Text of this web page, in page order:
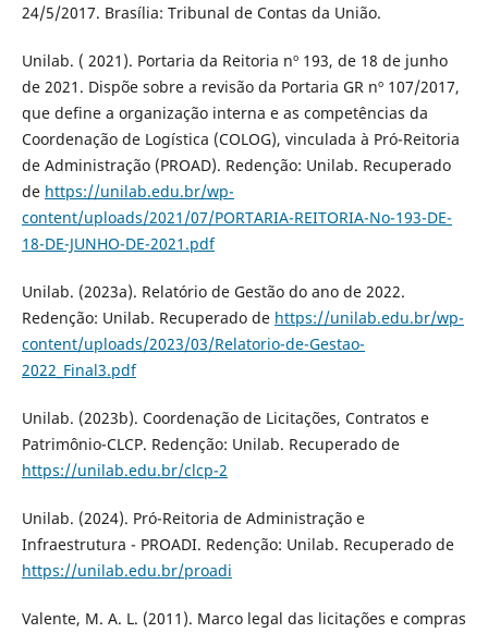
24/5/2017. Brasília: Tribunal de Contas da União.
Unilab. ( 2021). Portaria da Reitoria nº 193, de 18 de junho
de 2021. Dispõe sobre a revisão da Portaria GR nº 107/2017,
que define a organização interna e as competências da
Coordenação de Logística (COLOG), vinculada à Pró-Reitoria
de Administração (PROAD). Redenção: Unilab. Recuperado
de https://unilab.edu.br/wp-
content/uploads/2021/07/PORTARIA-REITORIA-No-193-DE-
18-DE-JUNHO-DE-2021.pdf
Unilab. (2023a). Relatório de Gestão do ano de 2022.
Redenção: Unilab. Recuperado de https://unilab.edu.br/wp-
content/uploads/2023/03/Relatorio-de-Gestao-
2022_Final3.pdf
Unilab. (2023b). Coordenação de Licitações, Contratos e
Patrimônio-CLCP. Redenção: Unilab. Recuperado de
https://unilab.edu.br/clcp-2
Unilab. (2024). Pró-Reitoria de Administração e
Infraestrutura - PROADI. Redenção: Unilab. Recuperado de
https://unilab.edu.br/proadi
Valente, M. A. L. (2011). Marco legal das licitações e compras